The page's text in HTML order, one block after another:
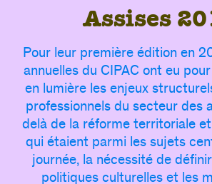
Assises 20
Pour leur première édition en
annuelles du CIPAC ont eu
en lumière les enjeux
professionnels du secteur des
delà de la réforme territoriale et
qui étaient parmi les sujets
journée, la nécessité de
politiques culturelles et les